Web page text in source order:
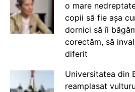
o mare
copii să fie așa
dornici să îi
corectăm, să
diferit
Universitatea din
reamplasat